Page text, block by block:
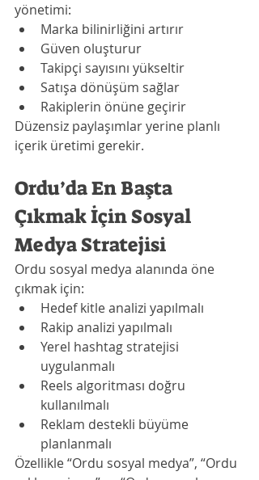
yönetimi:
Marka bilinirliğini artırır
Güven oluşturur
Takipçi sayısını yükseltir
Satışa dönüşüm sağlar
Rakiplerin önüne geçirir
Düzensiz paylaşımlar yerine planlı
içerik üretimi gerekir.
Ordu’da En Başta
Çıkmak İçin Sosyal
Medya Stratejisi
Ordu sosyal medya alanında öne
çıkmak için:
Hedef kitle analizi yapılmalı
Rakip analizi yapılmalı
Yerel hashtag stratejisi
uygulanmalı
Reels algoritması doğru
kullanılmalı
Reklam destekli büyüme
planlanmalı
Özellikle “Ordu sosyal medya”, “Ordu